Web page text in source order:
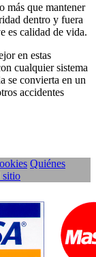
más que mantener
dentro y fuera
es calidad de vida.
en estas
cualquier sistema
se convierta en un
accidentes
Quiénes
sitio